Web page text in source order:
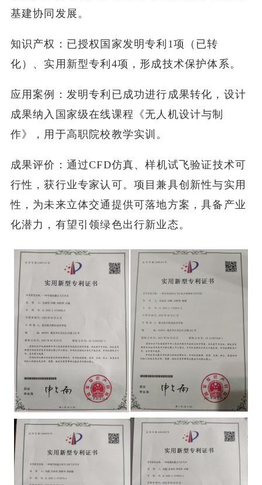
基建协同发展。
知识产权：已授权国家发明专利1项（已转
化）、实用新型专利4项，形成技术保护体系。
应用案例：发明专利已成功进行成果转化，设计
成果纳入国家级在线课程《无人机设计与制
作》，用于高职院校教学实训。
成果评价：通过CFD仿真、样机试飞验证技术可
行性，获行业专家认可。项目兼具创新性与实用
性，为未来立体交通提供可落地方案，具备产业
化潜力，有望引领绿色出行新业态。